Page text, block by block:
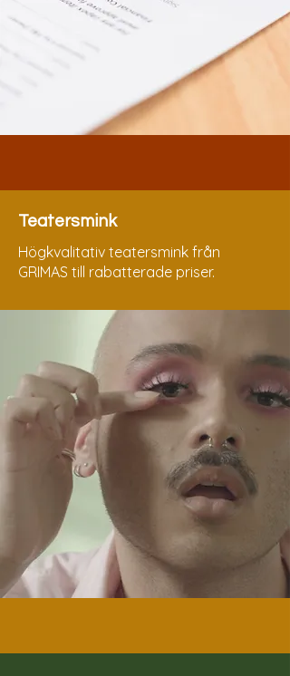
Teatersmink
Högkvalitativ teatersmink från
GRIMAS till rabatterade priser.